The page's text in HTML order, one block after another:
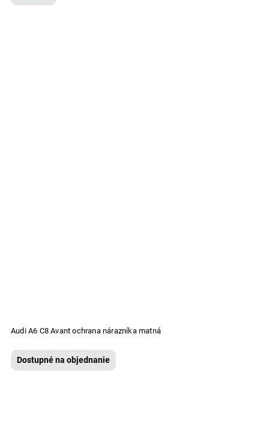
Audi A6 C8 Avant ochrana nárazníka matná
Dostupné na objednanie